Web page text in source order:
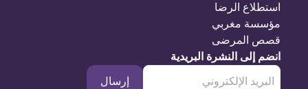
استطلاع الرضا
مؤسسة مغربي
قصص المرضى
انضم إلى النشرة البريدية
إرسال